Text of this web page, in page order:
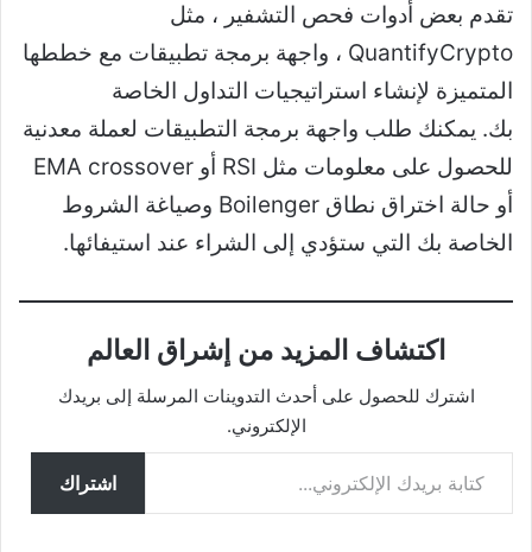
تقدم بعض أدوات فحص التشفير ، مثل
QuantifyCrypto ، واجهة برمجة تطبيقات مع خططها
المتميزة لإنشاء استراتيجيات التداول الخاصة
بك. يمكنك طلب واجهة برمجة التطبيقات لعملة معدنية
للحصول على معلومات مثل RSI أو EMA crossover
أو حالة اختراق نطاق Boilenger وصياغة الشروط
الخاصة بك التي ستؤدي إلى الشراء عند استيفائها.
اكتشاف المزيد من إشراق العالم
اشترك للحصول على أحدث التدوينات المرسلة إلى بريدك
الإلكتروني.
كتابة بريدك الإلكتروني...
اشتراك